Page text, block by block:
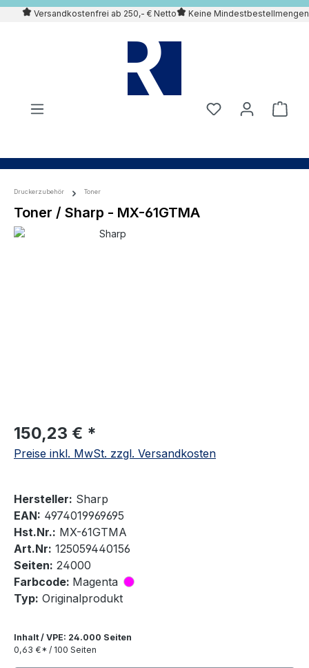
springen
Versandkostenfrei ab 250,- € Netto Keine Mindestbestellmengen
Druckerzubehör Toner
Toner / Sharp - MX-61GTMA
150,23 € *
Preise inkl. MwSt. zzgl. Versandkosten
Hersteller: Sharp
EAN: 4974019969695
Hst.Nr.: MX-61GTMA
Art.Nr: 125059440156
Seiten: 24000
Farbcode: Magenta
Typ: Originalprodukt
Inhalt / VPE: 24.000 Seiten
0,63 €* / 100 Seiten